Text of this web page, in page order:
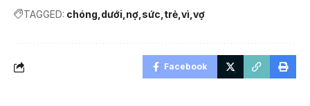
TAGGED: chóng dưới nợ sức trẻ vì vợ
Facebook